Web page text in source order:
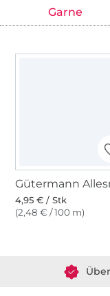
Garne
4,95 € / Stk
(2,48 € / 100 m)